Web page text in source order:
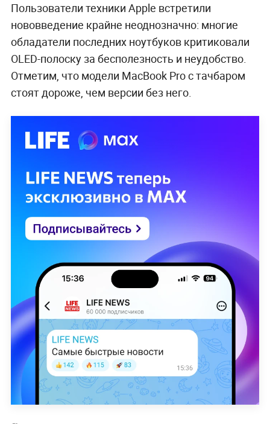
Пользователи техники Apple встретили
нововведение крайне неоднозначно: многие
обладатели последних ноутбуков критиковали
OLED-полоску за бесполезность и неудобство.
Отметим, что модели MacBook Pro с тачбаром
стоят дороже, чем версии без него.